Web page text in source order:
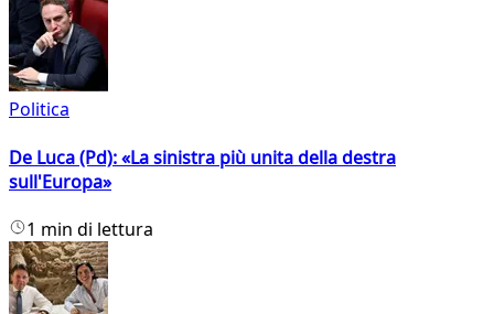
Politica
De Luca (Pd): «La sinistra più unita della destra
sull'Europa»
1 min di lettura